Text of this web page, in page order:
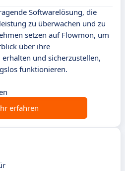
Softwarelösung, die
zu überwachen und zu
setzen auf Flowmon, um
über ihre
und sicherzustellen,
funktionieren.
erfahren